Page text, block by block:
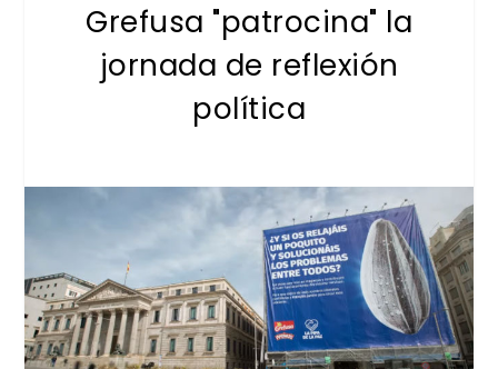
Grefusa "patrocina" la
jornada de reflexión
política